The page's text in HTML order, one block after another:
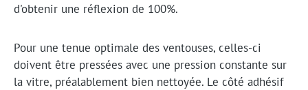
d'obtenir une réflexion de 100%.
Pour une tenue optimale des ventouses, celles-ci
doivent être pressées avec une pression constante sur
la vitre, préalablement bien nettoyée. Le côté adhésif